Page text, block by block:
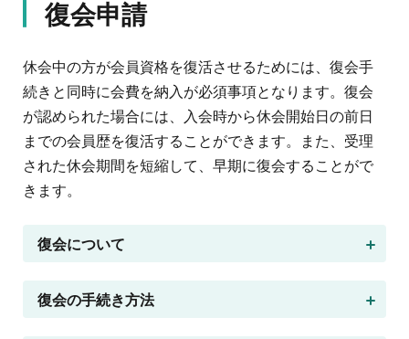
復会申請
休会中の方が会員資格を復活させるためには、復会手
続きと同時に会費を納入が必須事項となります。復会
が認められた場合には、入会時から休会開始日の前日
までの会員歴を復活することができます。また、受理
された休会期間を短縮して、早期に復会することがで
きます。
復会について
復会の手続き方法